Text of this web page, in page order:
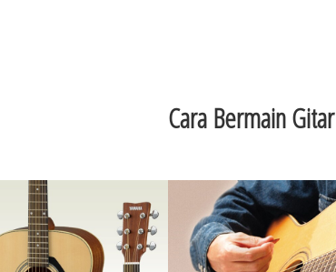
Cara Bermain Gitar